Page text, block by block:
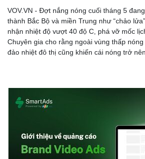
VOV.VN - Đợt nắng nóng cuối tháng 5
thành Bắc Bộ và miền Trung như “chảo
nhận nhiệt độ vượt 40 độ C, phá vỡ mốc
Chuyên gia cho rằng ngoài vùng thấp
đảo nhiệt đô thị cũng khiến cái nóng trở